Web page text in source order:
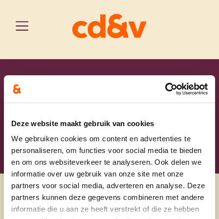
Deze website maakt gebruik van cookies
We gebruiken cookies om content en advertenties te
personaliseren, om functies voor social media te bieden
en om ons websiteverkeer te analyseren. Ook delen we
informatie over uw gebruik van onze site met onze
partners voor social media, adverteren en analyse. Deze
partners kunnen deze gegevens combineren met andere
informatie die u aan ze heeft verstrekt of die ze hebben
onze schepenen en gemeenteraadsleden
Dirk Hoofd